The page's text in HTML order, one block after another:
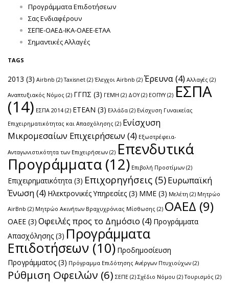
Προγράμματα Επιδοτήσεων
Σας Ενδιαφέρουν
ΣΕΠΕ-ΟΑΕΔ-ΙΚΑ-ΟΑΕΕ-ΕΤΑΑ
Σημαντικές Αλλαγές
TAGS
2013 (3) Airbnb (2) Taxisnet (2) Έλεγχοι Airbnb (2) Έρευνα(4) Αλλαγές (2)
Αναπτυξιακός Νόμος (2) ΓΓΠΣ (3) ΓΕΜΗ (2) ΔΟΥ(2) ΕΟΠΥΥ(2) ΕΣΠΑ
(14) ΕΣΠΑ 2014 (2) ΕΤΕΑΝ (3) Ελλάδα (2) Ενίσχυση Γυναικείας
Επιχειρηματικότητας και Απασχόλησης (2) Ενίσχυση
Μικρομεσαίων Επιχειρήσεων (4) Εξωστρέφεια-
Ανταγωνιστικότητα των Επιχειρήσεων (2) Επενδυτικά
Προγράμματα (12) Επιβολή Προστίμων (2)
Επιχειρηματικότητα (3) Επιχορηγήσεις (5)Ευρωπαϊκή
Ένωση(4) Ηλεκτρονικές Υπηρεσίες (3) ΜΜΕ (3) Μελέτη (2) Μητρώο
AirBnb (2) Μητρώο Ακινήτων Βραχυχρόνιας Μίσθωσης (2) ΟΑΕΔ (9)
ΟΑΕΕ (3) Οφειλές προς το Δημόσιο (4) Προγράμματα
Απασχόλησης (3) Προγράμματα
Επιδοτήσεων (10) Προδημοσίευση
Προγράμματος (3) Πρόγραμμα Επιδότησης Ανέργων Πτυχιούχων (2)
Ρύθμιση Οφειλών (6) ΣΕΠΕ (2) Σχέδιο Νόμου (2) Τουρισμός (2)